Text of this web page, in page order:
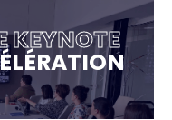
KEYNOTE